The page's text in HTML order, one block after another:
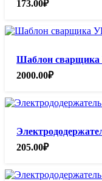
173.00₽
Шаблон
2000.00₽
205.00₽